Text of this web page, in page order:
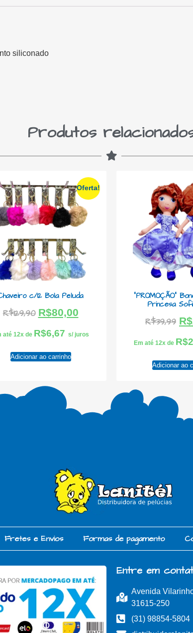
siliconado
Produtos
Oferta!
c/12 Bola Peluda
R$129,90 R$80,00
até 12x de R$6,67 s/ juros
Adicionar ao carrinho
“PROMOÇÃO”
Princesa
R$39,99 R$
Em até 12x de R$
Adicionar ao
Fretes e Envios Formas de pagamento
Entre em
Avenida
31615-250
(31) 98854-5804